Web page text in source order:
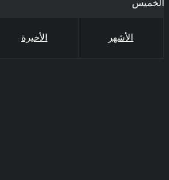
الخميس
الأشهر الأخيرة